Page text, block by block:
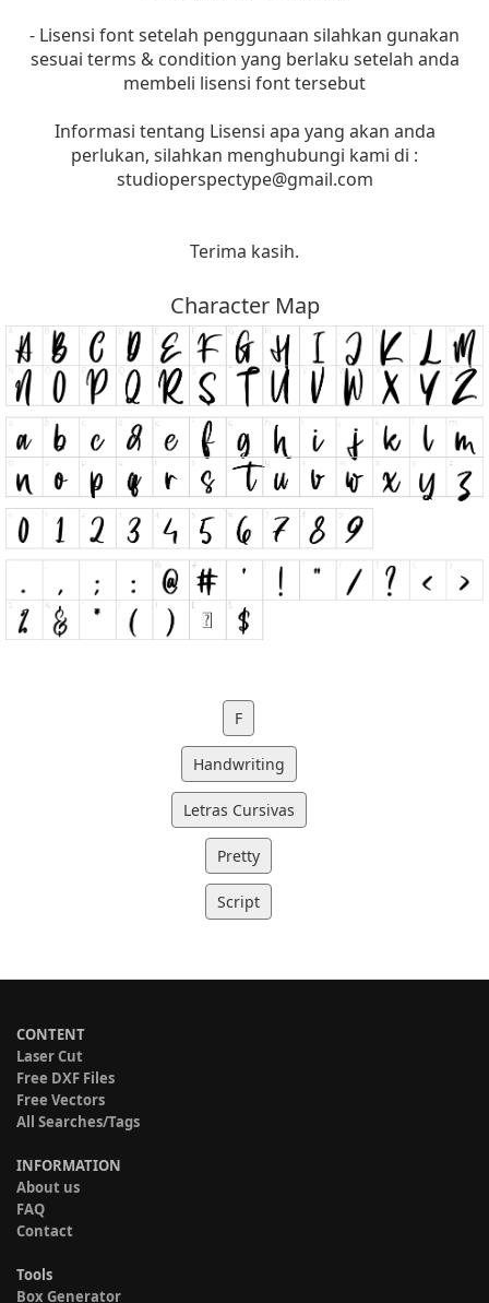
- Lisensi font setelah penggunaan silahkan gunakan
sesuai terms & condition yang berlaku setelah anda
membeli lisensi font tersebut
Informasi tentang Lisensi apa yang akan anda
perlukan, silahkan menghubungi kami di :
studioperspectype@gmail.com
Terima kasih.
Character Map
F
Handwriting
Letras Cursivas
Pretty
Script
CONTENT
Laser Cut
Free DXF Files
Free Vectors
All Searches/Tags
INFORMATION
About us
FAQ
Contact
Tools
Box Generator